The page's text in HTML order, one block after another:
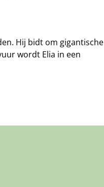
Hij bidt om gigantische
wordt Elia in een